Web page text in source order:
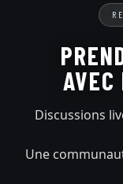
AVEC
Discussions
Une